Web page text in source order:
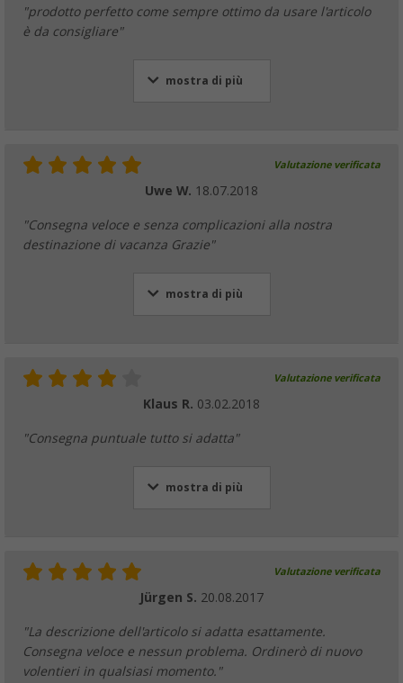
"prodotto perfetto come sempre ottimo da usare l'articolo
è da consigliare"
mostra di più
Valutazione verificata
Uwe W. 18.07.2018
"Consegna veloce e senza complicazioni alla nostra
destinazione di vacanza Grazie"
mostra di più
Valutazione verificata
Klaus R. 03.02.2018
"Consegna puntuale tutto si adatta"
mostra di più
Valutazione verificata
Jürgen S. 20.08.2017
"La descrizione dell'articolo si adatta esattamente.
Consegna veloce e nessun problema. Ordinerò di nuovo
volentieri in qualsiasi momento."